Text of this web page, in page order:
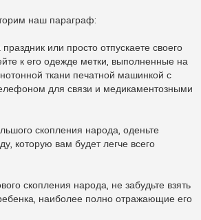
наш параграф:
или просто отпускаете своего
к его одежде метки, выполненные на
ткани печатной машинкой с
для связи и медикаментозными
скопления народа, оденьте
которую вам будет легче всего
скопления народа, не забудьте взять
наиболее полно отражающие его